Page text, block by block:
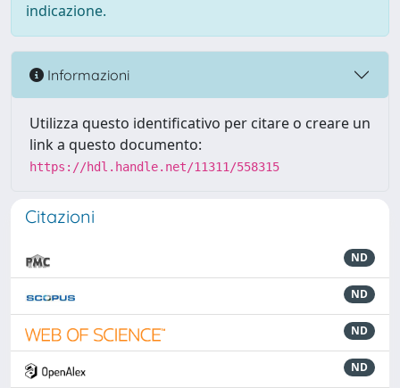
indicazione.
Informazioni
Utilizza questo identificativo per citare o creare un
link a questo documento:
https://hdl.handle.net/11311/558315
Citazioni
ND
ND
ND
ND